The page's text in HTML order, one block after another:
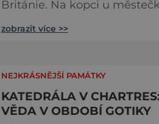
Británie. Na kopci u městečka Windsor v jižní
gigantická stavba,
kteří by chtěli komplex
zobrazit více >>
NEJKRÁSNĚJŠÍ PAMÁTKY
KATEDRÁLA V
VĚDA V OBDOBÍ GOTIKY